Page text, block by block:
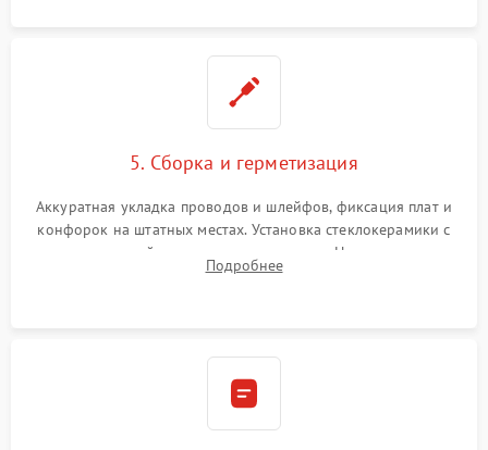
5. Сборка и герметизация
Аккуратная укладка проводов и шлейфов, фиксация плат и
конфорок на штатных местах. Установка стеклокерамики с
проверкой равномерности зазоров. Нанесение
термостойкого герметика или укладка уплотнительной
Подробнее